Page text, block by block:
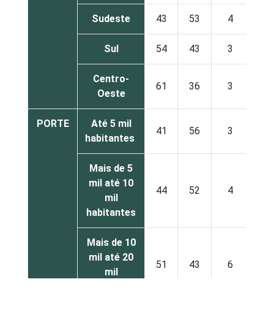
Sudeste 43 53 4
Sul 54 43 3
Centro-
Oeste
61 36 3
PORTE
Até 5 mil
habitantes
41 56 3
Mais de 5
mil até 10
mil
habitantes
44 52 4
Mais de 10
mil até 20
mil
51 43 6